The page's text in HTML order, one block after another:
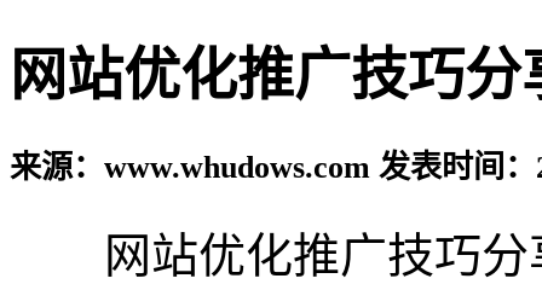
网站优化推广技巧分
来源：www.whudows.com 发表时间：
网站优化推广技巧分